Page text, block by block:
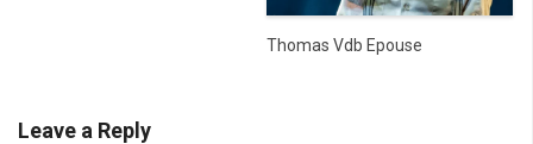
Thomas Vdb Epouse
Leave a Reply